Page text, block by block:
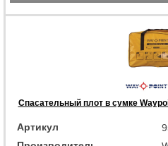
Спасательный плот в сумке
Артикул